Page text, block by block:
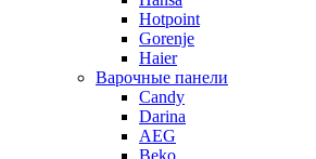
Hotpoint
Gorenje
Haier
Варочные панели
Candy
Darina
AEG